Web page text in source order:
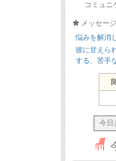
コミュニ
メッセージ
悩みを解消
彼に甘えら
する、苦手
今日